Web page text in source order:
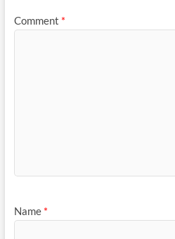
Comment *
Name *